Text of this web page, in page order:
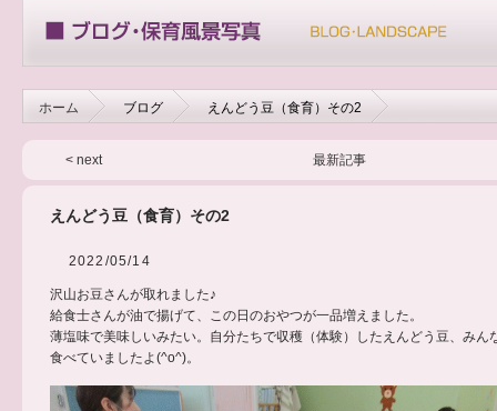
ホーム ブログ えんどう豆（食育）その2
< next 最新記事
えんどう豆（食育）その2
2022/05/14
沢山お豆さんが取れました♪
給食士さんが油で揚げて、この日のおやつが一品増えました。
薄塩味で美味しいみたい。自分たちで収穫（体験）したえんどう豆、みん
食べていましたよ(^o^)。